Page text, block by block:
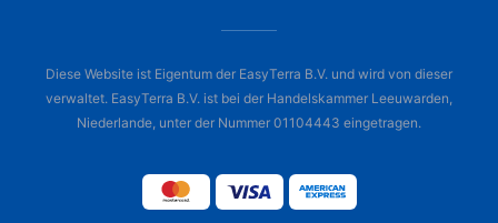
Diese Website ist Eigentum der EasyTerra B.V. und wird von dieser
verwaltet. EasyTerra B.V. ist bei der Handelskammer Leeuwarden,
Niederlande, unter der Nummer 01104443 eingetragen.